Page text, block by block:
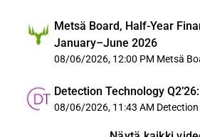
Metsä Board, Half-Year
January–June 2026
08/06/2026, 12:00 PM Metsä
Detection Technology
08/06/2026, 11:43 AM